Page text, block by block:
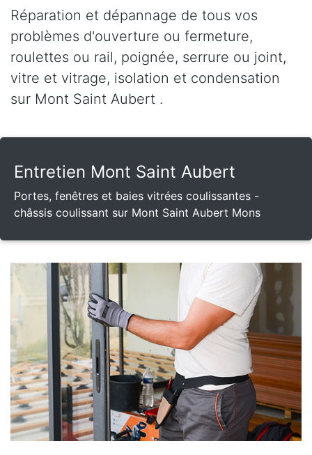
Réparation et dépannage de tous vos
problèmes d'ouverture ou fermeture,
roulettes ou rail, poignée, serrure ou joint,
vitre et vitrage, isolation et condensation
sur Mont Saint Aubert .
Entretien Mont Saint Aubert
Portes, fenêtres et baies vitrées coulissantes -
châssis coulissant sur Mont Saint Aubert Mons